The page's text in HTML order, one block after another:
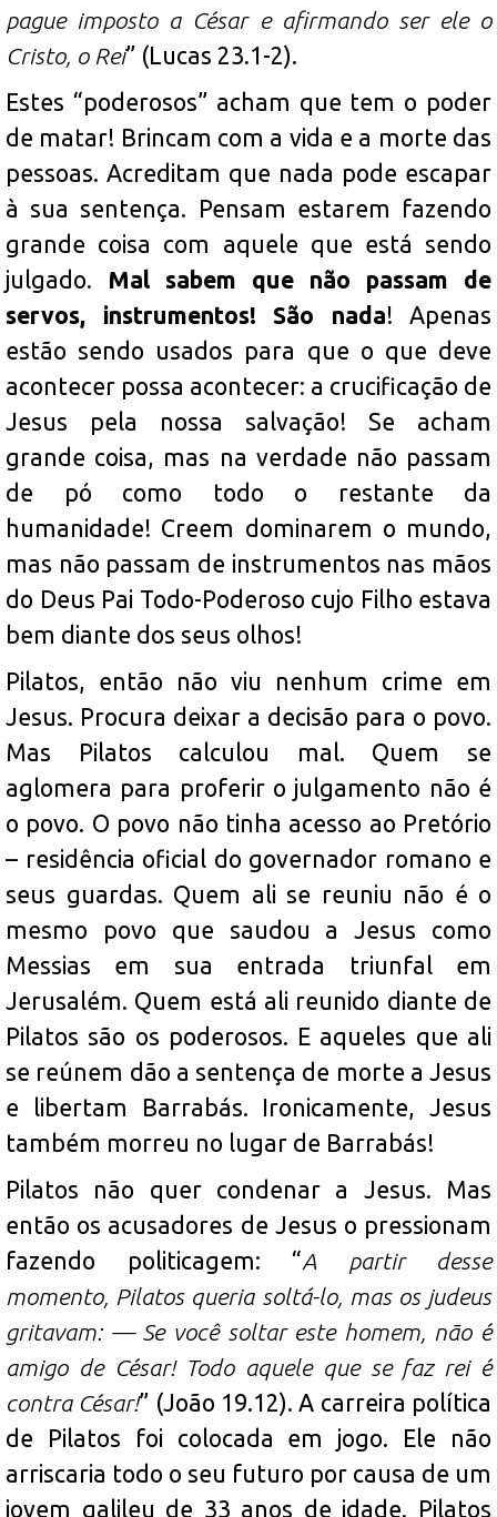
pague imposto a César e afirmando ser ele o
Cristo, o Rei” (Lucas 23.1-2).
Estes “poderosos” acham que tem o poder
de matar! Brincam com a vida e a morte das
pessoas. Acreditam que nada pode escapar
à sua sentença. Pensam estarem fazendo
grande coisa com aquele que está sendo
julgado. Mal sabem que não passam de
servos, instrumentos! São nada! Apenas
estão sendo usados para que o que deve
acontecer possa acontecer: a crucificação de
Jesus pela nossa salvação! Se acham
grande coisa, mas na verdade não passam
de pó como todo o restante da
humanidade! Creem dominarem o mundo,
mas não passam de instrumentos nas mãos
do Deus Pai Todo-Poderoso cujo Filho estava
bem diante dos seus olhos!
Pilatos, então não viu nenhum crime em
Jesus. Procura deixar a decisão para o povo.
Mas Pilatos calculou mal. Quem se
aglomera para proferir o julgamento não é
o povo. O povo não tinha acesso ao Pretório
– residência oficial do governador romano e
seus guardas. Quem ali se reuniu não é o
mesmo povo que saudou a Jesus como
Messias em sua entrada triunfal em
Jerusalém. Quem está ali reunido diante de
Pilatos são os poderosos. E aqueles que ali
se reúnem dão a sentença de morte a Jesus
e libertam Barrabás. Ironicamente, Jesus
também morreu no lugar de Barrabás!
Pilatos não quer condenar a Jesus. Mas
então os acusadores de Jesus o pressionam
fazendo politicagem: “A partir desse
momento, Pilatos queria soltá-lo, mas os judeus
gritavam: — Se você soltar este homem, não é
amigo de César! Todo aquele que se faz rei é
contra César!” (João 19.12). A carreira política
de Pilatos foi colocada em jogo. Ele não
arriscaria todo o seu futuro por causa de um
jovem galileu de 33 anos de idade. Pilatos